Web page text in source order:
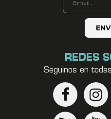
REDES
Seguinos en